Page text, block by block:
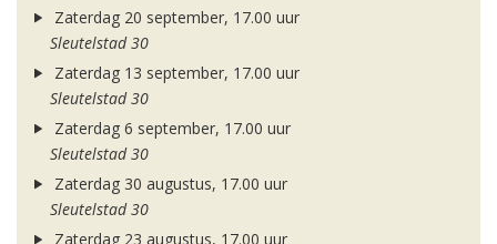
Zaterdag 20 september, 17.00 uur
Sleutelstad 30
Zaterdag 13 september, 17.00 uur
Sleutelstad 30
Zaterdag 6 september, 17.00 uur
Sleutelstad 30
Zaterdag 30 augustus, 17.00 uur
Sleutelstad 30
Zaterdag 23 augustus, 17.00 uur